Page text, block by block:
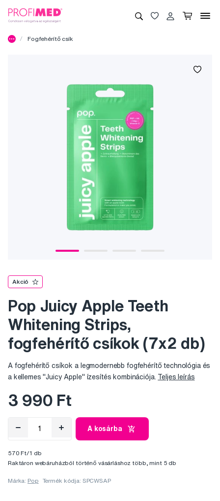
Fogfehérítő csík
Akció
Pop Juicy Apple Teeth
Whitening Strips,
fogfehérítő csíkok (7x2 db)
A fogfehérítő csíkok a legmodernebb fogfehérítő technológia és
a kellemes "Juicy Apple" ízesítés kombinációja. Teljes leírás
3 990 Ft
A kosárba
570 Ft/1 db
Raktáron webáruházból történő vásárláshoz több, mint 5 db
Márka: Pop Termék kódja: SPCWSAP